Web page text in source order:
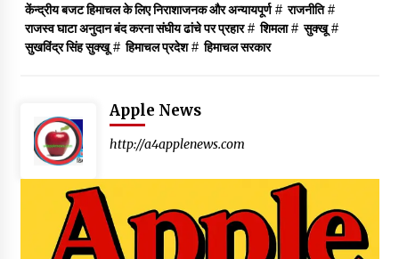
केंन्द्रीय बजट हिमाचल के लिए निराशाजनक और अन्यायपूर्ण# राजनीति#
राजस्व घाटा अनुदान बंद करना संघीय ढांचे पर प्रहार# शिमला# सुक्खू#
सुखविंद्र सिंह सुक्खू# हिमाचल प्रदेश# हिमाचल सरकार
Apple News
http://a4applenews.com